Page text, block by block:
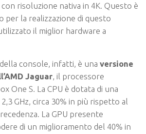
con risoluzione nativa in 4K. Questo è
per la realizzazione di questo
il miglior hardware a
console, infatti, è una versione
Jaguar, il processore
One S. La CPU è dotata di una
GHz, circa 30% in più rispetto al
La GPU presente
di un miglioramento del 40% in